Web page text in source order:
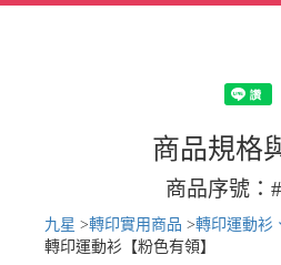
商品規格
商品序號：
九星 >轉印實用商品 >轉印運動衫
轉印運動衫【粉色有領】